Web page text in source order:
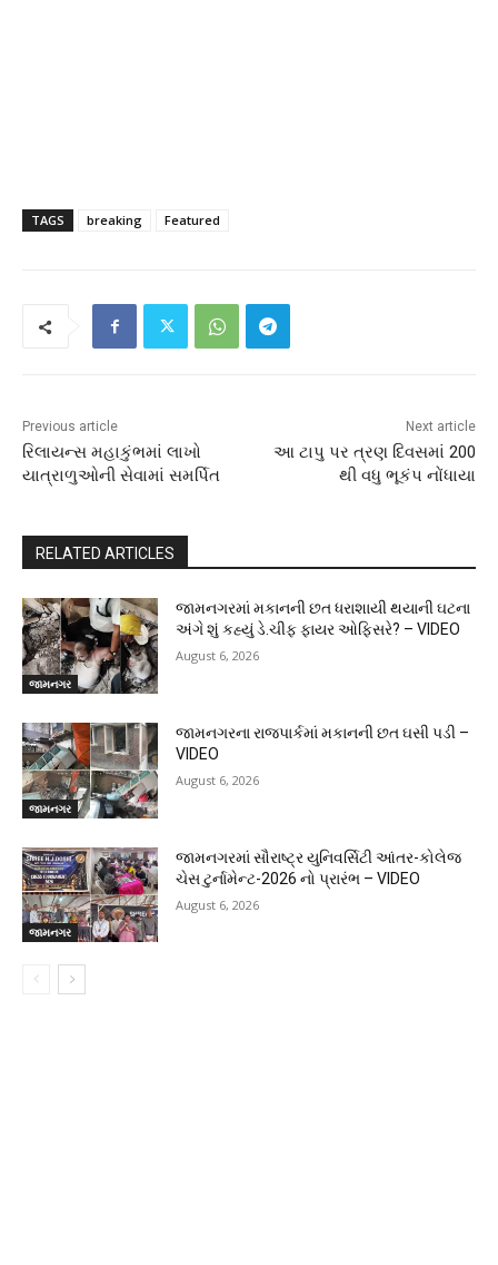
TAGS breaking Featured
Previous article
રિલાયન્સ મહાકુંભમાં લાખો
યાત્રાળુઓની સેવામાં સમર્પિત
Next article
આ ટાપુ પર ત્રણ દિવસમાં 200
થી વધુ ભૂકંપ નોંધાયા
RELATED ARTICLES
જામનગર
જામનગરમાં મકાનની છત ધરાશાયી થયાની ઘટના
અંગે શું કહ્યું ડે.ચીફ ફાયર ઓફિસરે? – VIDEO
August 6, 2026
જામનગર
જામનગરના રાજપાર્કમાં મકાનની છત ઘસી પડી –
VIDEO
August 6, 2026
જામનગર
જામનગરમાં સૌરાષ્ટ્ર યુનિવર્સિટી આંતર-કોલેજ
ચેસ ટુર્નામેન્ટ-2026 નો પ્રારંભ – VIDEO
August 6, 2026